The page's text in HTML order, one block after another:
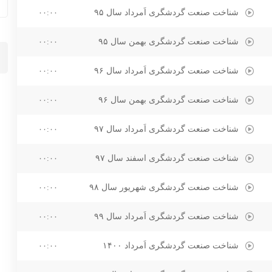
شناخت صنعت گردشگری اَمرداد سال ۹۵ ۰۰:۰۰
شناخت صنعت گردشگری بهمن سال ۹۵ ۰۰:۰۰
شناخت صنعت گردشگری اَمرداد سال ۹۶ ۰۰:۰۰
شناخت صنعت گردشگری بهمن سال ۹۶ ۰۰:۰۰
شناخت صنعت گردشگری اَمرداد سال ۹۷ ۰۰:۰۰
شناخت صنعت گردشگری اسفند سال ۹۷ ۰۰:۰۰
شناخت صنعت گردشگری شهریور سال ۹۸ ۰۰:۰۰
شناخت صنعت گردشگری اَمرداد سال ۹۹ ۰۰:۰۰
شناخت صنعت گردشگری اَمرداد ۱۴۰۰ ۰۰:۰۰